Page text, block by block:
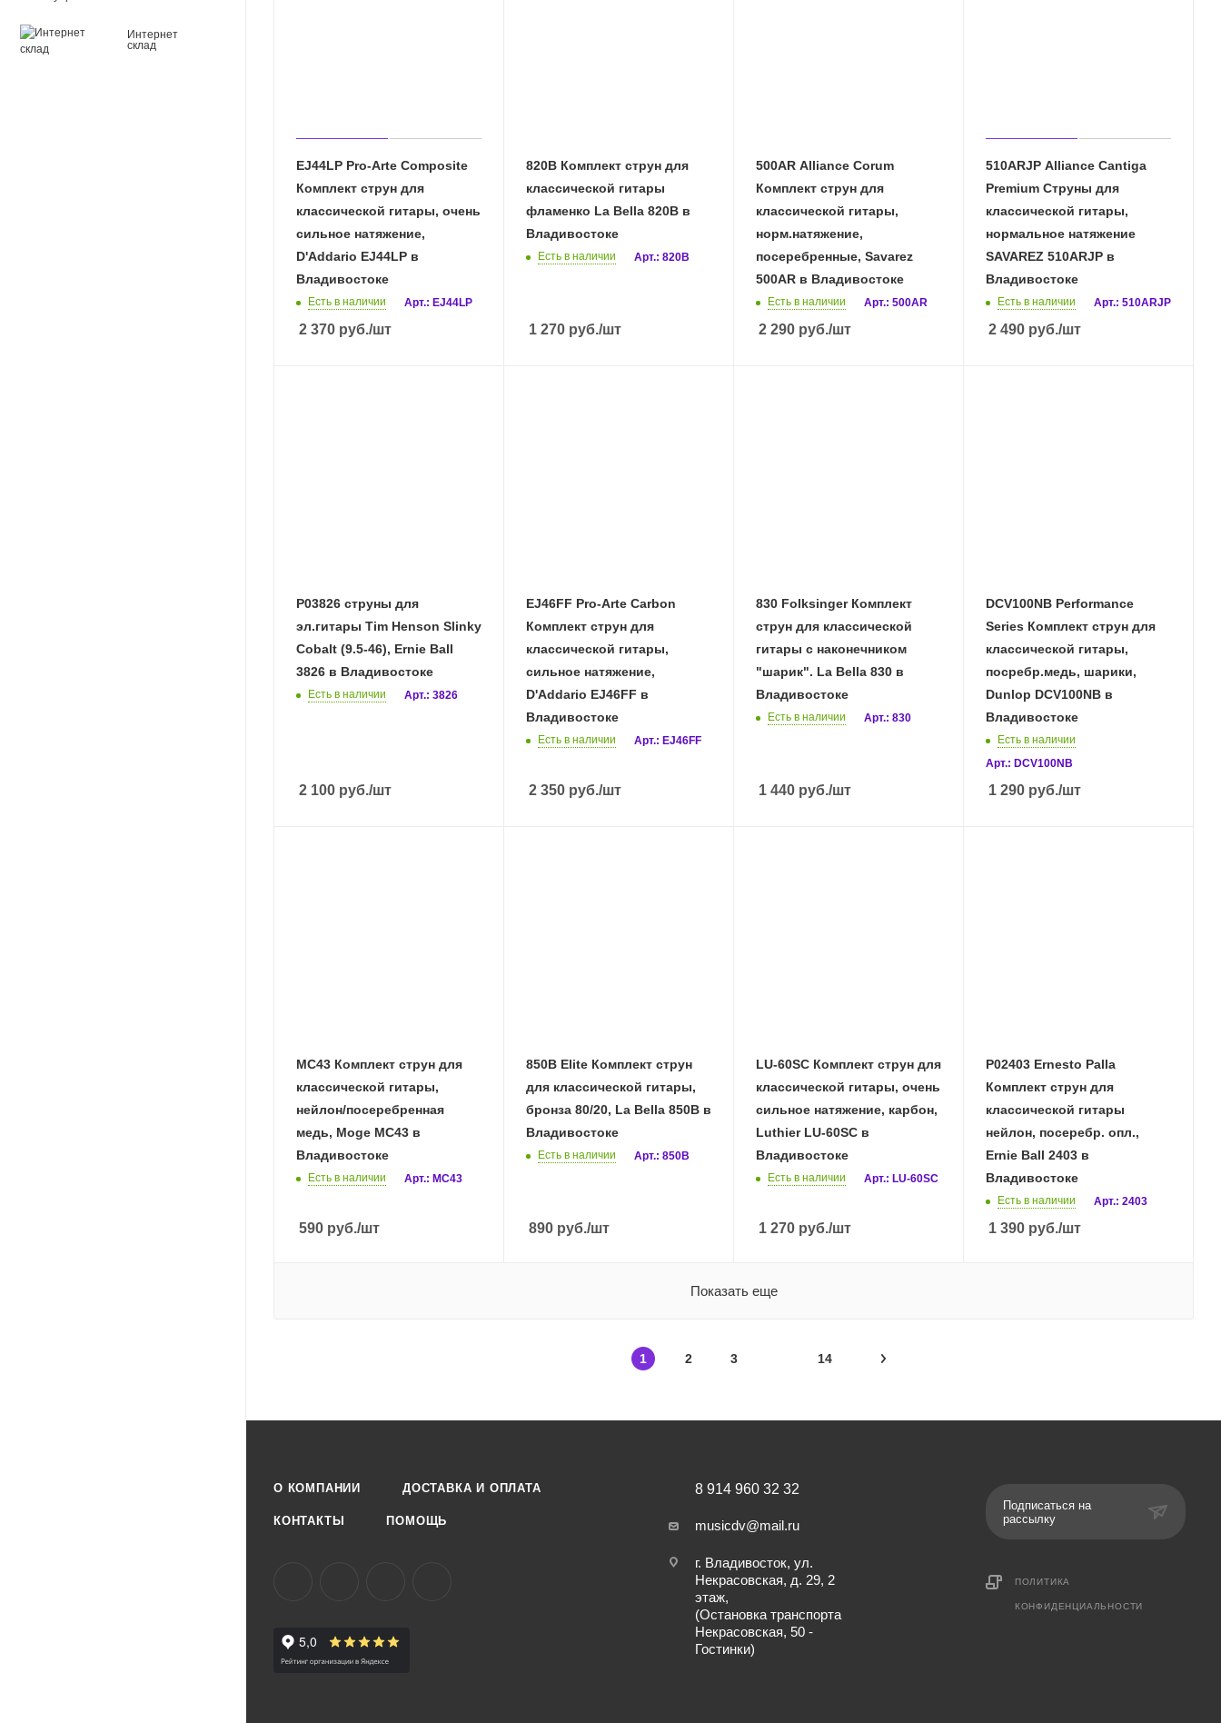
Интернет
склад
EJ44LP Pro-Arte Composite
Комплект струн для
классической гитары, очень
сильное натяжение,
D'Addario EJ44LP в
Владивостоке
Есть в наличии Арт.: EJ44LP
2 370 руб./шт
820B Комплект струн для
классической гитары
фламенко La Bella 820B в
Владивостоке
Есть в наличии Арт.: 820B
1 270 руб./шт
500AR Alliance Corum
Комплект струн для
классической гитары,
норм.натяжение,
посеребренные, Savarez
500AR в Владивостоке
Есть в наличии Арт.: 500AR
2 290 руб./шт
510ARJP Alliance Cantiga
Premium Струны для
классической гитары,
нормальное натяжение
SAVAREZ 510ARJP в
Владивостоке
Есть в наличии Арт.: 510ARJP
2 490 руб./шт
P03826 струны для
эл.гитары Tim Henson Slinky
Cobalt (9.5-46), Ernie Ball
3826 в Владивостоке
Есть в наличии Арт.: 3826
2 100 руб./шт
EJ46FF Pro-Arte Carbon
Комплект струн для
классической гитары,
сильное натяжение,
D'Addario EJ46FF в
Владивостоке
Есть в наличии Арт.: EJ46FF
2 350 руб./шт
830 Folksinger Комплект
струн для классической
гитары с наконечником
"шарик". La Bella 830 в
Владивостоке
Есть в наличии Арт.: 830
1 440 руб./шт
DCV100NB Performance
Series Комплект струн для
классической гитары,
посребр.медь, шарики,
Dunlop DCV100NB в
Владивостоке
Есть в наличии
Арт.: DCV100NB
1 290 руб./шт
MC43 Комплект струн для
классической гитары,
нейлон/посеребренная
медь, Moge MC43 в
Владивостоке
Есть в наличии Арт.: MC43
590 руб./шт
850B Elite Комплект струн
для классической гитары,
бронза 80/20, La Bella 850B в
Владивостоке
Есть в наличии Арт.: 850B
890 руб./шт
LU-60SC Комплект струн для
классической гитары, очень
сильное натяжение, карбон,
Luthier LU-60SC в
Владивостоке
Есть в наличии Арт.: LU-60SC
1 270 руб./шт
P02403 Ernesto Palla
Комплект струн для
классической гитары
нейлон, посеребр. опл.,
Ernie Ball 2403 в
Владивостоке
Есть в наличии Арт.: 2403
1 390 руб./шт
Показать еще
1 2 3 14
О КОМПАНИИ ДОСТАВКА И ОПЛАТА
КОНТАКТЫ ПОМОЩЬ
8 914 960 32 32
musicdv@mail.ru
г. Владивосток, ул.
Некрасовская, д. 29, 2
этаж,
(Остановка транспорта
Некрасовская, 50 -
Гостинки)
Подписаться на
рассылку
ПОЛИТИКА
КОНФИДЕНЦИАЛЬНОСТИ